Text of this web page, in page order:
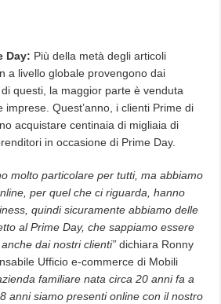
Day: Più della metà degli articoli
a livello globale provengono dai
questi, la maggior parte è venduta
imprese. Quest’anno, i clienti Prime di
acquistare centinaia di migliaia di
in occasione di Prime Day.
molto particolare per tutti, ma abbiamo
per quel che ci riguarda, hanno
quindi sicuramente abbiamo delle
al Prime Day, che sappiamo essere
dai nostri clienti” dichiara Ronny
Ufficio e-commerce di Mobili
familiare nata circa 20 anni fa a
anni siamo presenti online con il nostro